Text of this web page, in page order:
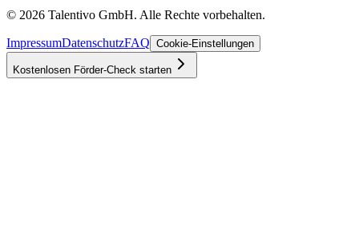
© 2026 Talentivo GmbH. Alle Rechte vorbehalten.
ImpressumDatenschutzFAQ Cookie-Einstellungen
Kostenlosen Förder-Check starten